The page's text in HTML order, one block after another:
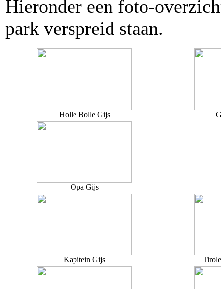
Hieronder een foto-
park verspreid staan.
Holle Bolle Gijs
Opa Gijs
Kapitein Gijs